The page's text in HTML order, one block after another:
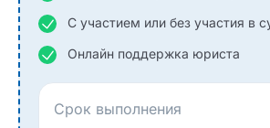
С участием или без участия в
Онлайн поддержка юриста
Срок выполнения